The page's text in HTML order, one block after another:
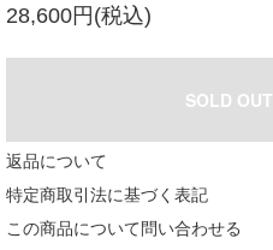
28,600円(税込)
SOLD OUT
返品について
特定商取引法に基づく表記
この商品について問い合わせる